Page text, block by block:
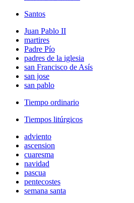
Santos
Juan Pablo II
martires
Padre Pío
padres de la iglesia
san Francisco de Asís
san jose
san pablo
Tiempo ordinario
Tiempos litúrgicos
adviento
ascension
cuaresma
navidad
pascua
pentecostes
semana santa